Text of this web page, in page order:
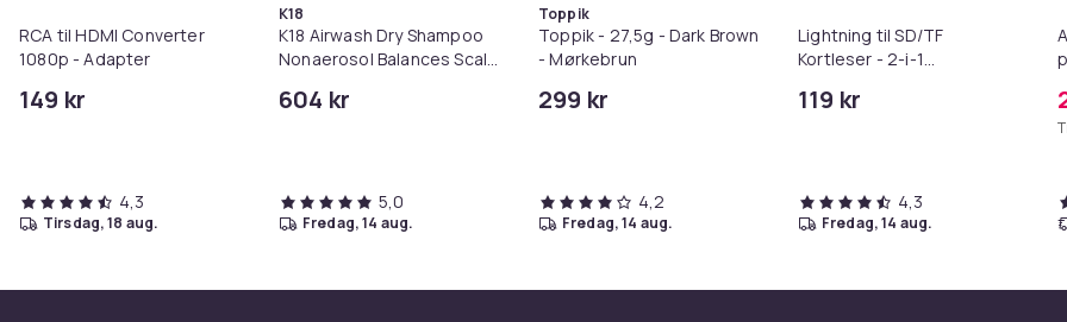
RCA til HDMI Converter
1080p - Adapter
149 kr
4,3
tirsdag, 18 aug.
K18
K18 Airwash Dry Shampoo
Nonaerosol Balances Scalp
604 kr
5,0
fredag, 14 aug.
Toppik
Toppik - 27,5g - Dark Brown
- Mørkebrun
299 kr
4,2
fredag, 14 aug.
Lightning til SD/TF
Kortleser - 2-i-1
iPhone/iPad
119 kr
4,3
fredag, 14 aug.